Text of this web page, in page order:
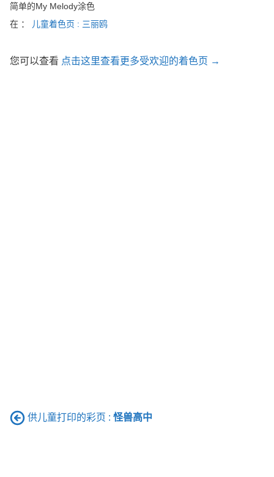
简单的My Melody涂色
在 ：
儿童着色页 : 三丽鸥
您可以查看 点击这里查看更多受欢迎的着色页 →
供儿童打印的彩页 : 怪兽高中